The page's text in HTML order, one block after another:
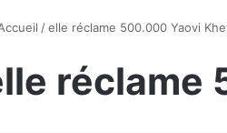
/elle réclame 500.000 Yaovi
réclame